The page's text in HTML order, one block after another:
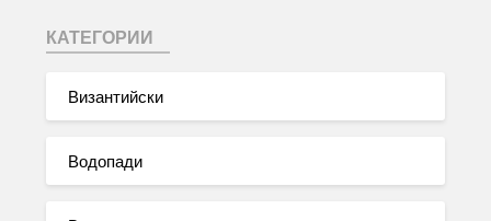
КАТЕГОРИИ
Византийски
Водопади